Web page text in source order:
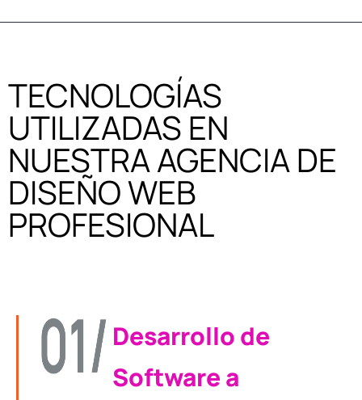
TECNOLOGÍAS
UTILIZADAS EN
NUESTRA AGENCIA DE
DISEÑO WEB
PROFESIONAL
Desarrollo de
Software a